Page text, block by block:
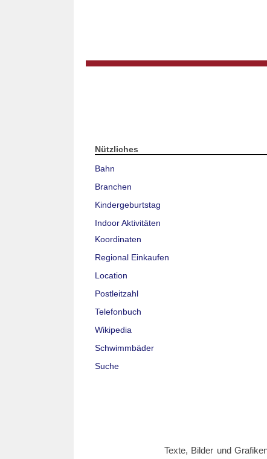
Nützliches
Bahn
Branchen
Kindergeburtstag
Indoor Aktivitäten
Koordinaten
Regional Einkaufen
Location
Postleitzahl
Telefonbuch
Wikipedia
Schwimmbäder
Suche
Texte, Bilder und